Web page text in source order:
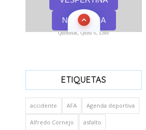
Quinielas, Quini 6, Loto
ETIQUETAS
accidente AFA Agenda deportiva
Alfredo Cornejo asfalto